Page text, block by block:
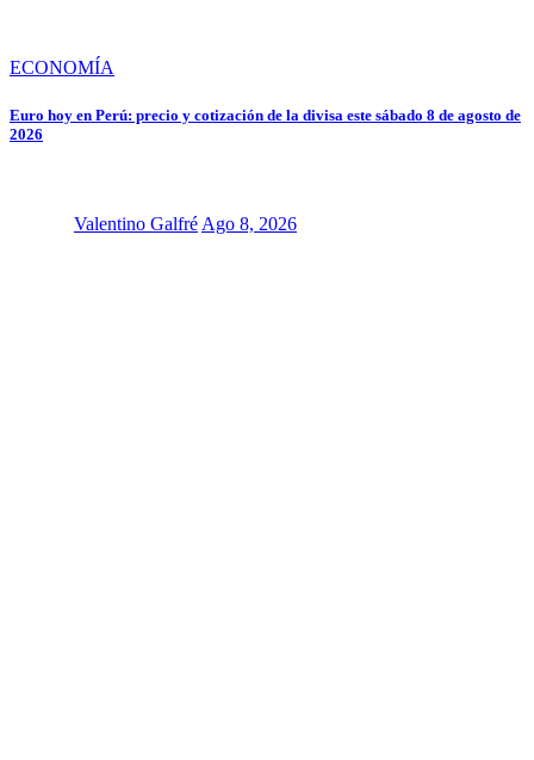
ECONOMÍA
Euro hoy en Perú: precio y cotización de la divisa este sábado 8 de agosto de
2026
Valentino Galfré Ago 8, 2026